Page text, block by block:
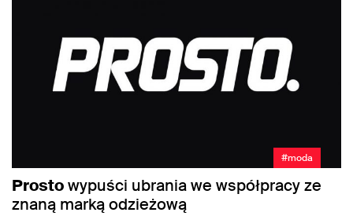
#moda
Prostowypuści ubrania we współpracy ze
znaną marką odzieżową